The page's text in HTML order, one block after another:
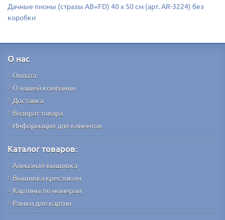
Дачные пионы (стразы AB+FD) 40 х 50 см (арт. AR-3224) без
коробки
О нас
Оплата
О нашей компании
Доставка
Возврат товара
Информация для клиентов
Каталог товаров:
Алмазная вышивка
Вышивка крестиком
Картины по номерам
Рамки для картин